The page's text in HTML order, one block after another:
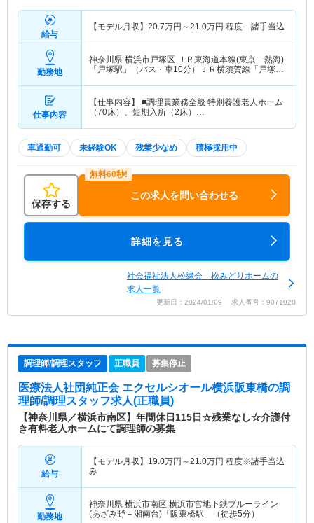
給与
【モデル月収】 20.7万円～21.0万円 程度 諸手当込
勤務地
神奈川県 横浜市戸塚区 ＪＲ東海道本線(東京－熱海)
「戸塚駅」（バス・車10分）ＪＲ横須賀線「戸塚
仕事内容
【仕事内容】 ■調理員業務全般 特別養護老人ホーム
（70床）、短期入所（2床）…
車通勤可 未経験OK 残業少なめ 積極採用中
保存する
この求人を問い合わせる
詳細を見る
社会福祉法人松緑会 松みどりホームの
求人一覧
更新日：2024/01/09 求人番号：9071028
調理師/調理スタッフ 正職員 募集停止
医療法人社団純正会 エクセルシオール横浜阪東橋の調
理師/調理スタッフ求人(正職員)
【神奈川県／横浜市南区】年間休日115日☆残業なし☆介護付
き有料老人ホームにて調理師の募集
給与
【モデル月収】 19.0万円～21.0万円 程度※諸手当込
み
勤務地
神奈川県 横浜市南区 横浜市営地下鉄ブルーライン
(あざみ野－湘南台)「阪東橋駅」（徒歩5分）